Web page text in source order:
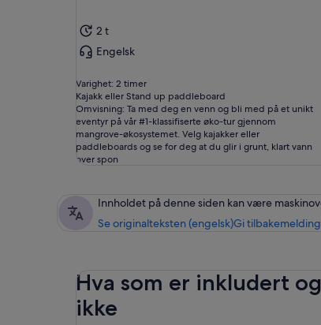
2 t
Engelsk
Varighet: 2 timer
Kajakk eller Stand up paddleboard
Omvisning: Ta med deg en venn og bli med på et unikt
eventyr på vår #1-klassifiserte øko-tur gjennom
mangrove-økosystemet. Velg kajakker eller
paddleboards og se for deg at du glir i grunt, klart vann
over spon
Innholdet på denne siden kan være
Se originalteksten (engelsk)Gi
Hva som er inkludert og
ikke